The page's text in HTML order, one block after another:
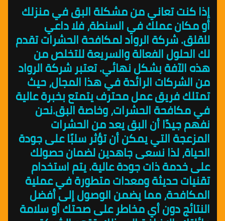
إذا كنت تعاني من مشكلة البق في منزلك
أو مكان عملك في السنطة، فلا داعي
للقلق. شركة الرواد لمكافحة الحشرات تقدم
لك الحلول الفعالة والسريعة للتخلص من
هذه الآفة بشكل نهائي. تعتبر شركة الرواد
من الشركات الرائدة في هذا المجال، حيث
تمتلك فريق عمل محترف يتمتع بخبرة عالية
في مكافحة الحشرات، وخاصة البق.نحن
نفهم جيدًا أن البق يعد من الحشرات
المزعجة التي يمكن أن تؤثر سلبًا على جودة
الحياة، لذا نسعى جاهدين لضمان حصولك
على خدمة ذات جودة عالية. يتم استخدام
تقنيات حديثة ومعدات متطورة في عملية
المكافحة، مما يضمن الوصول إلى أفضل
النتائج دون أي مخاطر على صحتك أو سلامة